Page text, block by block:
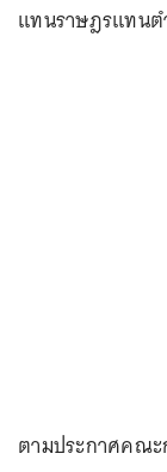
แทนราษฎรแทนต
ตามประกาศคณะ